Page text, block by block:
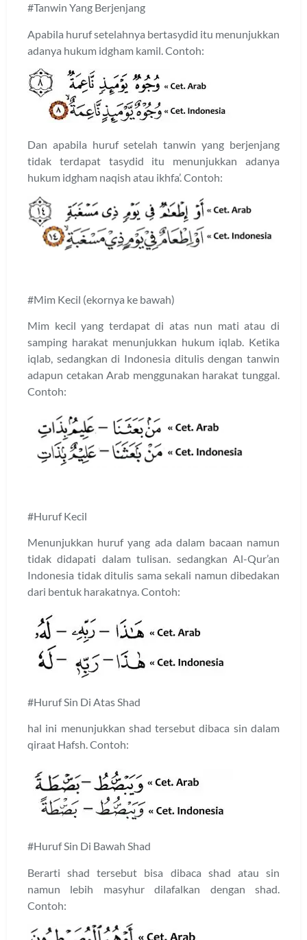
#Tanwin Yang Berjenjang
Apabila huruf setelahnya bertasydid itu menunjukkan
adanya hukum idgham kamil. Contoh:
Dan apabila huruf setelah tanwin yang berjenjang
tidak terdapat tasydid itu menunjukkan adanya
hukum idgham naqish atau ikhfa’. Contoh:
#Mim Kecil (ekornya ke bawah)
Mim kecil yang terdapat di atas nun mati atau di
samping harakat menunjukkan hukum iqlab. Ketika
iqlab, sedangkan di Indonesia ditulis dengan tanwin
adapun cetakan Arab menggunakan harakat tunggal.
Contoh:
#Huruf Kecil
Menunjukkan huruf yang ada dalam bacaan namun
tidak didapati dalam tulisan. sedangkan Al-Qur’an
Indonesia tidak ditulis sama sekali namun dibedakan
dari bentuk harakatnya. Contoh:
#Huruf Sin Di Atas Shad
hal ini menunjukkan shad tersebut dibaca sin dalam
qiraat Hafsh. Contoh:
#Huruf Sin Di Bawah Shad
Berarti shad tersebut bisa dibaca shad atau sin
namun lebih masyhur dilafalkan dengan shad.
Contoh: